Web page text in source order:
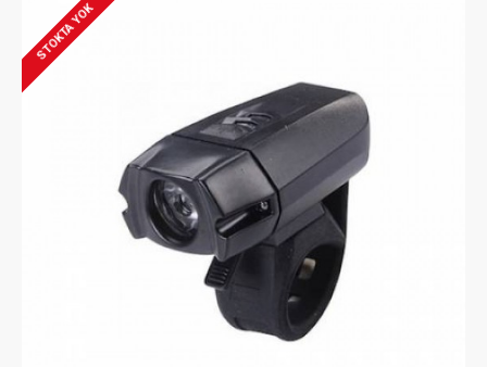
STOKTA YOK